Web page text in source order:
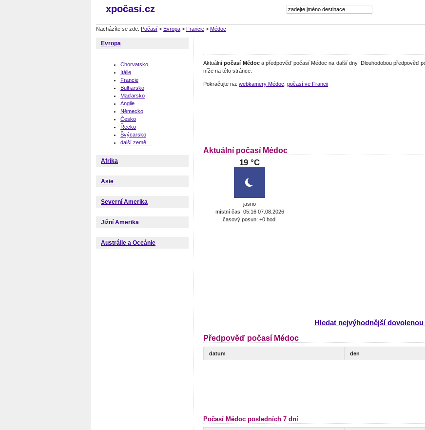
xpočasí.cz
Nacházíte se zde: Počasí > Evropa > Francie > Médoc
Evropa
Chorvatsko
Itálie
Francie
Bulharsko
Maďarsko
Anglie
Německo
Česko
Řecko
Švýcarsko
další země ...
Afrika
Asie
Severní Amerika
Jižní Amerika
Austrálie a Oceánie
Aktuálnípočasí Médoca předpověď počasí Médoc na další dny. Dlouhodobou předpověď
níže na této stránce.
Pokračujte na: webkamery Médoc počasí ve Francii
Aktuální počasí Médoc
19 °C
jasno
místní čas: 05:16 07.08.2026
časový posun: +0 hod.
Hledat nejvýhodnější dovolenou
Předpověď počasí Médoc
datum den
Počasí Médoc posledních 7 dní